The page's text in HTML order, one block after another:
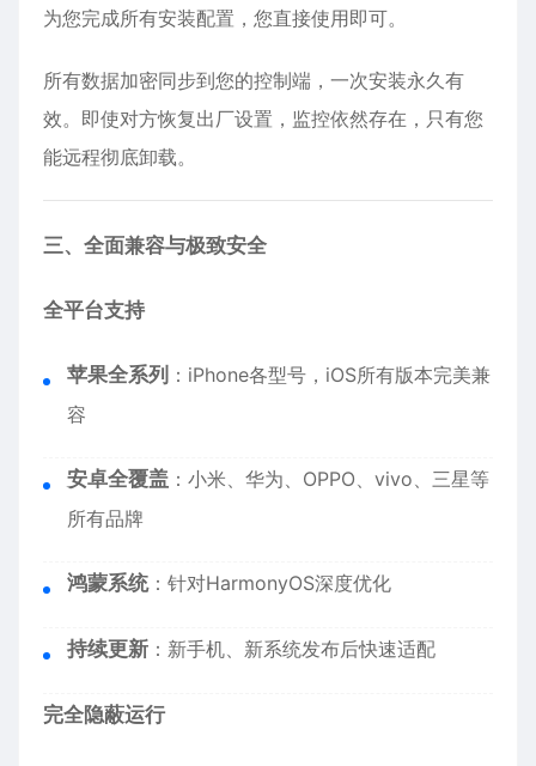
为您完成所有安装配置，您直接使用即可。
所有数据加密同步到您的控制端，一次安装永久有
效。即使对方恢复出厂设置，监控依然存在，只有您
能远程彻底卸载。
三、全面兼容与极致安全
全平台支持
苹果全系列 ： iPhone各型号，iOS所有版本完美兼
容
安卓全覆盖 ：小米、华为、OPPO、vivo、三星等
所有品牌
鸿蒙系统：针对HarmonyOS深度优化
持续更新 ：新手机、新系统发布后快速适配
完全隐蔽运行